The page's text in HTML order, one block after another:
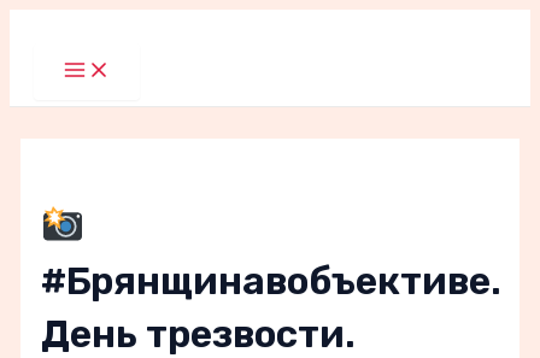
Main
Menu
#Брянщинавобъективе.
День трезвости.